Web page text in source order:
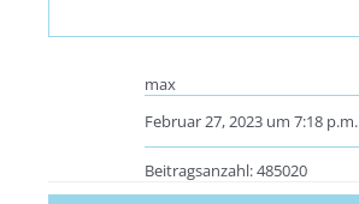
max
Februar 27, 2023 um 7:18 p.m.
Beitragsanzahl: 485020